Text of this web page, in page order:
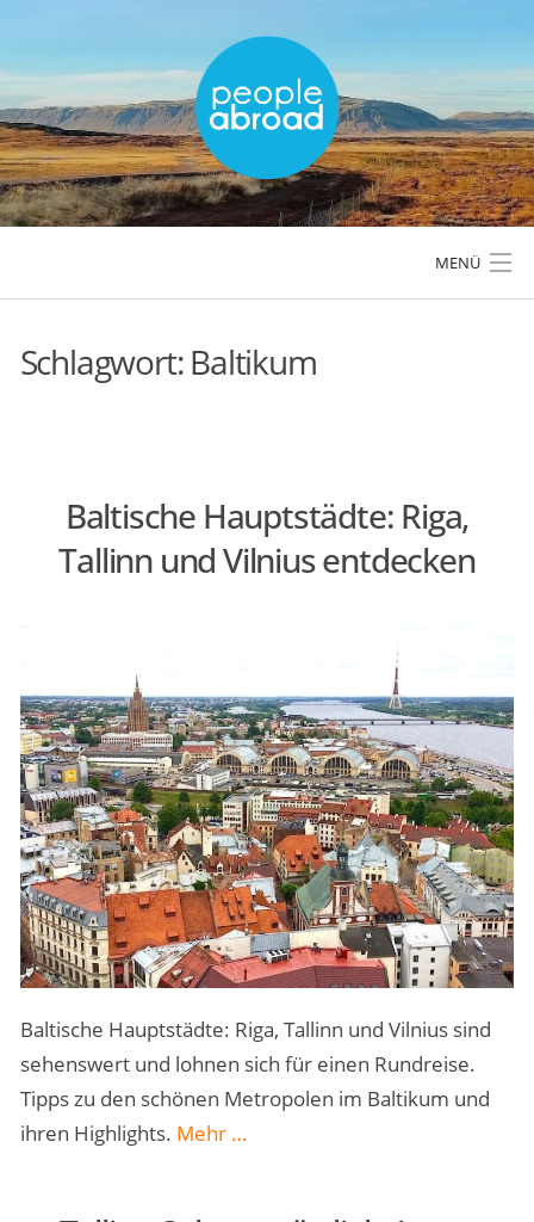
content
MENÜ
LÄNDER & REGIONEN
AKTIVREISEN & OUTDOOR
ÜBER PEOPLE ABROAD
Schlagwort:Baltikum
Baltische Hauptstädte: Riga,
Tallinn und Vilnius entdecken
Baltische Hauptstädte: Riga, Tallinn und Vilnius sind
sehenswert und lohnen sich für einen Rundreise.
Tipps zu den schönen Metropolen im Baltikum und
ihren Highlights. Mehr „Baltische
…